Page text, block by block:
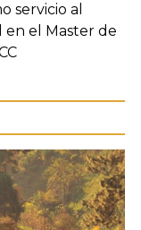
servicio al
en el Master de